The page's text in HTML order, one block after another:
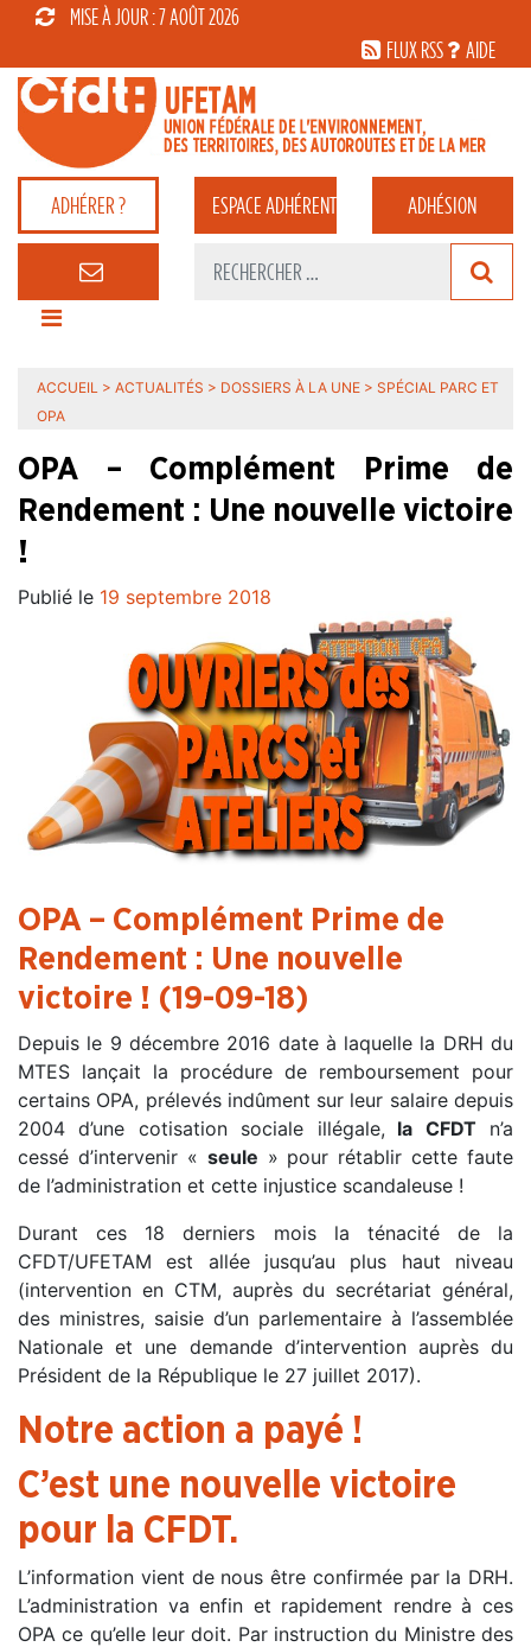
MISE À JOUR : 7 AOÛT 2026
FLUX RSS
AIDE
ADHÉRER ? ESPACEADHÉRENT ADHÉSION
ACCUEIL > ACTUALITÉS > DOSSIERS À LA UNE > SPÉCIAL PARC ET
OPA
OPA – Complément Prime de
Rendement : Une nouvelle victoire
!
Publié le 19 septembre 2018
OPA – Complément Prime de
Rendement : Une nouvelle
victoire ! (19-09-18)
Depuis le 9 décembre 2016 date à laquelle la DRH du
MTES lançait la procédure de remboursement pour
certains OPA, prélevés indûment sur leur salaire depuis
2004 d’une cotisation sociale illégale, la CFDTn’a
cessé d’intervenir « seule » pour rétablir cette faute
de l’administration et cette injustice scandaleuse !
Durant ces 18 derniers mois la ténacité de la
CFDT/UFETAM est allée jusqu’au plus haut niveau
(intervention en CTM, auprès du secrétariat général,
des ministres, saisie d’un parlementaire à l’assemblée
Nationale et une demande d’intervention auprès du
Président de la République le 27 juillet 2017).
Notre action a payé !
C’est une nouvelle victoire
pour la CFDT.
L’information vient de nous être confirmée par la DRH.
L’administration va enfin et rapidement rendre à ces
OPA ce qu’elle leur doit. Par instruction du Ministre des